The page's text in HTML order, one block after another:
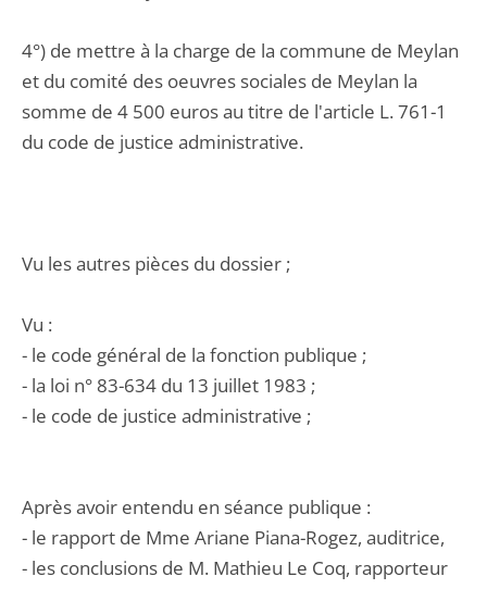
4°) de mettre à la charge de la commune de Meylan
et du comité des oeuvres sociales de Meylan la
somme de 4 500 euros au titre de l'article L. 761-1
du code de justice administrative.
Vu les autres pièces du dossier ;
Vu :
- le code général de la fonction publique ;
- la loi n° 83-634 du 13 juillet 1983 ;
- le code de justice administrative ;
Après avoir entendu en séance publique :
- le rapport de Mme Ariane Piana-Rogez, auditrice,
- les conclusions de M. Mathieu Le Coq, rapporteur